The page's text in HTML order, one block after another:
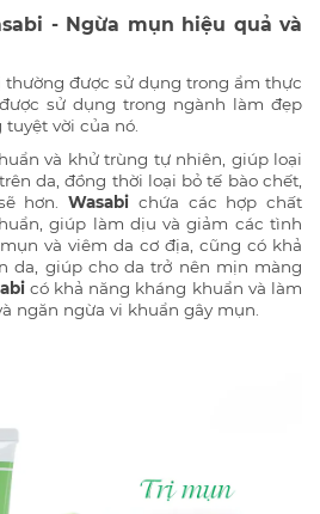
- Ngừa mụn hiệu quả và
thường được sử dụng trong ẩm thực
sử dụng trong ngành làm đẹp
vời của nó.
và khử trùng tự nhiên, giúp loại
da, đồng thời loại bỏ tế bào chết,
hơn.Wasabi chứa các hợp chất
giúp làm dịu và giảm các tình
và viêm da cơ địa, cũng có khả
da, giúp cho da trở nên mịn màng
có khả năng kháng khuẩn và làm
ngăn ngừa vi khuẩn gây mụn.